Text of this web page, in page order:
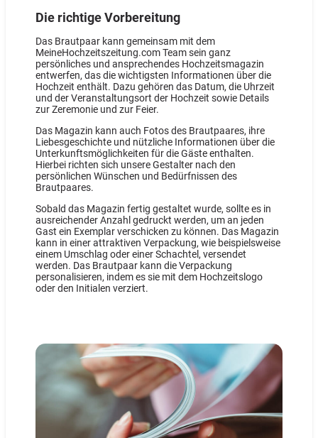
Die richtige Vorbereitung
Das Brautpaar kann gemeinsam mit dem
MeineHochzeitszeitung.com Team sein ganz
persönliches und ansprechendes Hochzeitsmagazin
entwerfen, das die wichtigsten Informationen über die
Hochzeit enthält. Dazu gehören das Datum, die Uhrzeit
und der Veranstaltungsort der Hochzeit sowie Details
zur Zeremonie und zur Feier.
Das Magazin kann auch Fotos des Brautpaares, ihre
Liebesgeschichte und nützliche Informationen über die
Unterkunftsmöglichkeiten für die Gäste enthalten.
Hierbei richten sich unsere Gestalter nach den
persönlichen Wünschen und Bedürfnissen des
Brautpaares.
Sobald das Magazin fertig gestaltet wurde, sollte es in
ausreichender Anzahl gedruckt werden, um an jeden
Gast ein Exemplar verschicken zu können. Das Magazin
kann in einer attraktiven Verpackung, wie beispielsweise
einem Umschlag oder einer Schachtel, versendet
werden. Das Brautpaar kann die Verpackung
personalisieren, indem es sie mit dem Hochzeitslogo
oder den Initialen verziert.